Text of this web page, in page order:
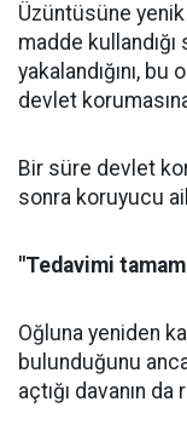
Üzüntüsüne
madde
yakalandığını, bu
devlet
Bir süre devlet
sonra koruyucu
"Tedavimi
Oğluna yeniden
bulunduğunu
açtığı davanın